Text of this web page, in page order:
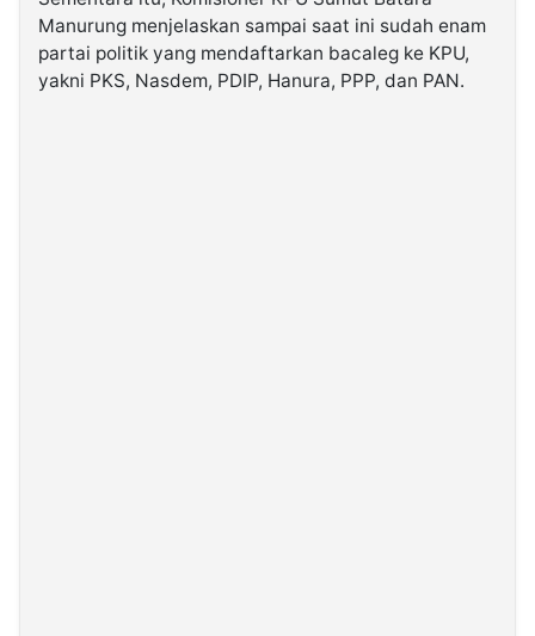
Manurung menjelaskan sampai saat ini sudah enam
partai politik yang mendaftarkan bacaleg ke KPU,
yakni PKS, Nasdem, PDIP, Hanura, PPP, dan PAN.